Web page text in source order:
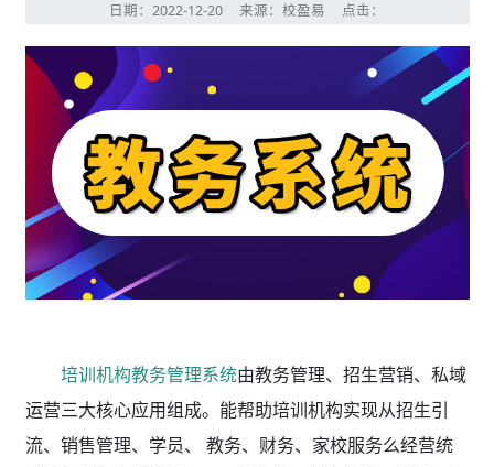
日期：2022-12-20 来源：校盈易 点击：
培训机构教务管理系统由教务管理、招生营销、私域
运营三大核心应用组成。能帮助培训机构实现从招生引
流、销售管理、学员、 教务、财务、家校服务么经营统